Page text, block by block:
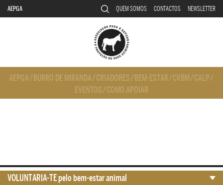
AEPGA QUEM SOMOS CONTACTOS NEWSLETTER
AEPGA/ BURRO DE MIRANDA/CRIADORES/ BEM-ESTAR/CVBM/CALP/
EVENTOS/COMO APOIAR
VOLUNTARIA-TE pelo bem-estar animal